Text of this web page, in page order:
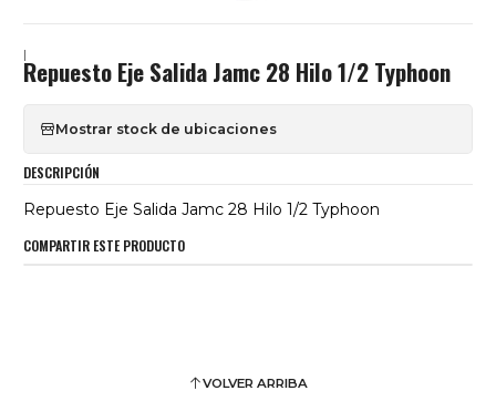
|
Repuesto Eje Salida Jamc 28 Hilo 1/2 Typhoon
Mostrar stock de ubicaciones
DESCRIPCIÓN
Repuesto Eje Salida Jamc 28 Hilo 1/2 Typhoon
COMPARTIR ESTE PRODUCTO
VOLVER ARRIBA